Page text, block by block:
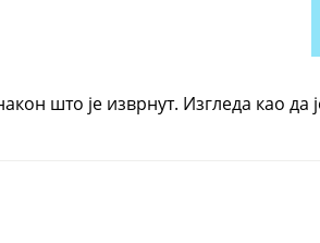
што је изврнут. Изгледа као